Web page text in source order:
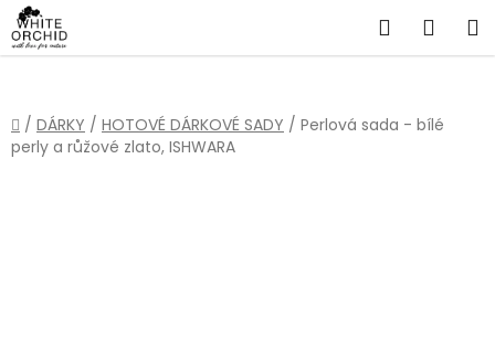
Přejít
na
obsah
Hledat
Domů
/ DÁRKY / HOTOVÉ DÁRKOVÉ SADY / Perlová sada - bílé
perly a růžové zlato, ISHWARA